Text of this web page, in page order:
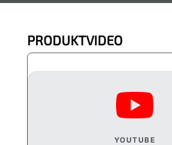
PRODUKTVIDEO
YOUTUBE